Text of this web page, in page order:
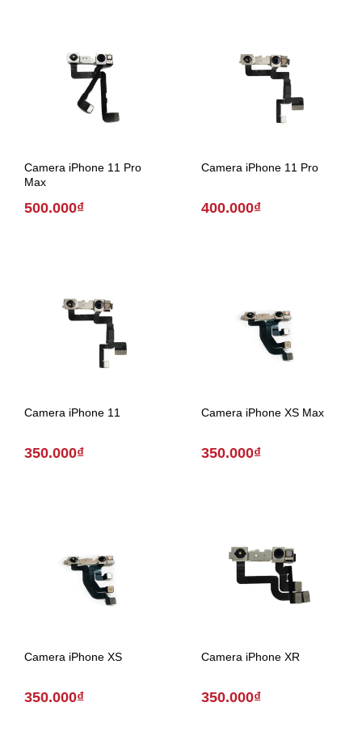
Camera iPhone 11 Pro
Max
500.000₫
Camera iPhone 11 Pro
400.000₫
Camera iPhone 11
350.000₫
Camera iPhone XS Max
350.000₫
Camera iPhone XS
350.000₫
Camera iPhone XR
350.000₫